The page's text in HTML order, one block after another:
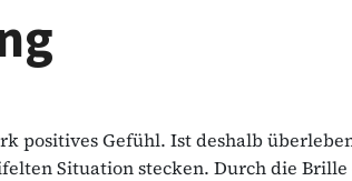
positives Gefühl. Ist deshalb
Situation stecken. Durch die Brille